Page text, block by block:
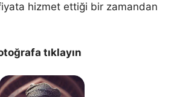
hizmet ettiği bir zamandan
tıklayın